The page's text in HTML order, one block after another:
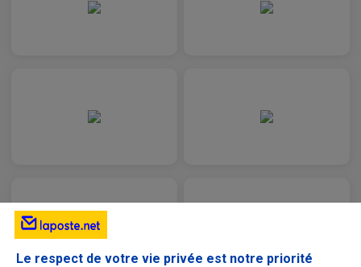
Le respect de votre vie privée est notre priorité